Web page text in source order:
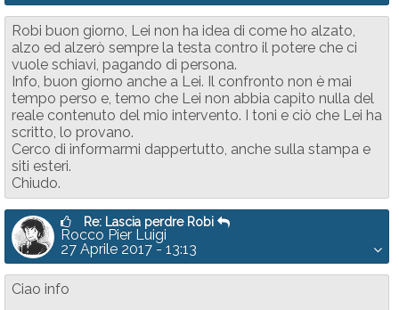
Robi buon giorno, Lei non ha idea di come ho alzato,
alzo ed alzerò sempre la testa contro il potere che ci
vuole schiavi, pagando di persona.
Info, buon giorno anche a Lei. Il confronto non è mai
tempo perso e, temo che Lei non abbia capito nulla del
reale contenuto del mio intervento. I toni e ciò che Lei ha
scritto, lo provano.
Cerco di informarmi dappertutto, anche sulla stampa e
siti esteri.
Chiudo.
Re: Lascia perdre Robi
Rocco Pier Luigi
27 Aprile 2017 - 13:13
Ciao info